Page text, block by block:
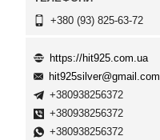
+380 (93) 825-63-72
https://hit925.com.ua
hit925silver@gmail.com
+380938256372
+380938256372
+380938256372